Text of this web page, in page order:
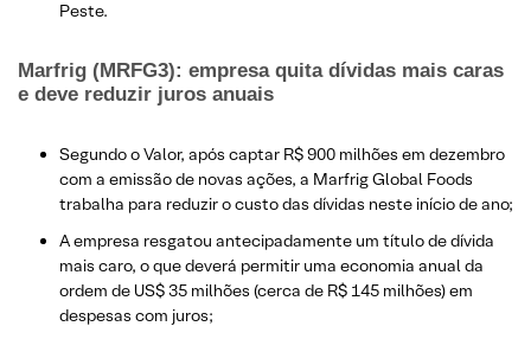
Peste.
Marfrig (MRFG3): empresa quita dívidas mais caras
e deve reduzir juros anuais
Segundo o Valor, após captar R$ 900 milhões em dezembro
com a emissão de novas ações, a Marfrig Global Foods
trabalha para reduzir o custo das dívidas neste início de ano;
A empresa resgatou antecipadamente um título de dívida
mais caro, o que deverá permitir uma economia anual da
ordem de US$ 35 milhões (cerca de R$ 145 milhões) em
despesas com juros;